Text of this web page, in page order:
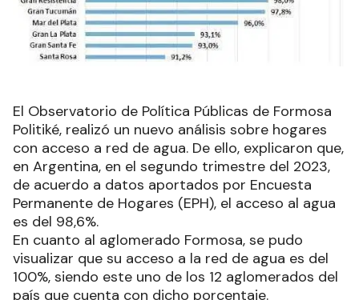
El Observatorio de Política Públicas de Formosa
Politiké, realizó un nuevo análisis sobre hogares
con acceso a red de agua. De ello, explicaron que,
en Argentina, en el segundo trimestre del 2023,
de acuerdo a datos aportados por Encuesta
Permanente de Hogares (EPH), el acceso al agua
es del 98,6%.
En cuanto al aglomerado Formosa, se pudo
visualizar que su acceso a la red de agua es del
100%, siendo este uno de los 12 aglomerados del
país que cuenta con dicho porcentaje.